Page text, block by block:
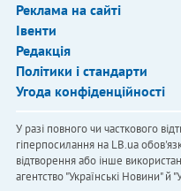
Реклама на сайті
Івенти
Редакція
Політики і стандарти
Угода конфіденційності
У разі повного чи часткового
гіперпосилання на LB.ua
відтворення або інше
агентство "Українськi Новини" й